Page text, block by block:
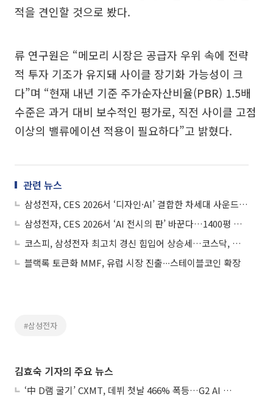
적을 견인할 것으로 봤다.
류 연구원은 “메모리 시장은 공급자 우위 속에 전략
적 투자 기조가 유지돼 사이클 장기화 가능성이 크
다”며 “현재 내년 기준 주가순자산비율(PBR) 1.5배
수준은 과거 대비 보수적인 평가로, 직전 사이클 고점
이상의 밸류에이션 적용이 필요하다”고 밝혔다.
관련 뉴스
삼성전자, CES 2026서 ‘디자인·AI’ 결합한 차세대 사운드 기기 공개
삼성전자, CES 2026서 ‘AI 전시의 판’ 바꾼다…1400평 단독관서 체험 중심 혁신
코스피, 삼성전자 최고치 경신 힘입어 상승세…코스닥, 하락 반전
블랙록 토큰화 MMF, 유럽 시장 진출∙∙∙스테이블코인 확장
#삼성전자
김효숙 기자의 주요 뉴스
‘中 D램 굴기’ CXMT, 데뷔 첫날 466% 폭등…G2 AI 패권 ‘쩐의 전쟁’